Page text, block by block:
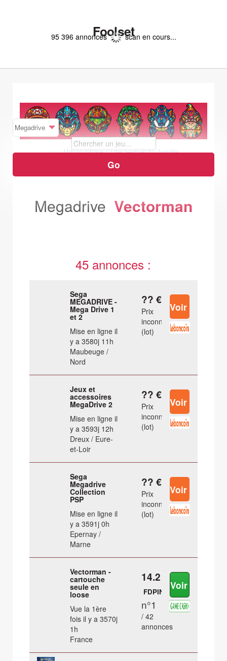
Foolset
95 396 annonces scan en cours...
<<< Urban Strike : The Sequel to Jungle
Megadrive Vectorman
45 annonces :
Sega
MEGADRIVE -
Mega Drive 1
et 2
Mise en ligne il
y a 3580j 11h
Maubeuge /
Nord
?? €
Prix
inconnu
(lot)
Jeux et
accessoires
MegaDrive 2
Mise en ligne il
y a 3593j 12h
Dreux / Eure-
et-Loir
?? €
Prix
inconnu
(lot)
Sega
Megadrive
Collection
PSP
Mise en ligne il
y a 3591j 0h
Epernay /
Marne
?? €
Prix
inconnu
(lot)
Vectorman -
cartouche
seule en
loose
Vue la 1ère
fois il y a 3570j
1h
France
14.2 €
FDPIN
n°1
/ 42
annonces